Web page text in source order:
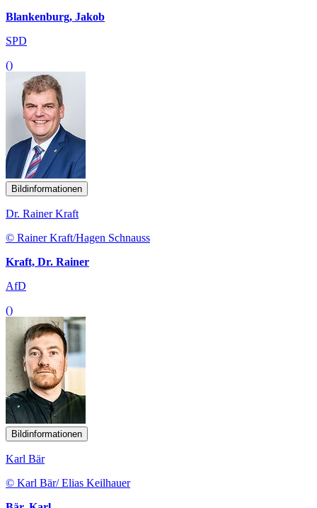
Blankenburg, Jakob
SPD
()
Bildinformationen
Dr. Rainer Kraft
© Rainer Kraft/Hagen Schnauss
Kraft, Dr. Rainer
AfD
()
Bildinformationen
Karl Bär
© Karl Bär/ Elias Keilhauer